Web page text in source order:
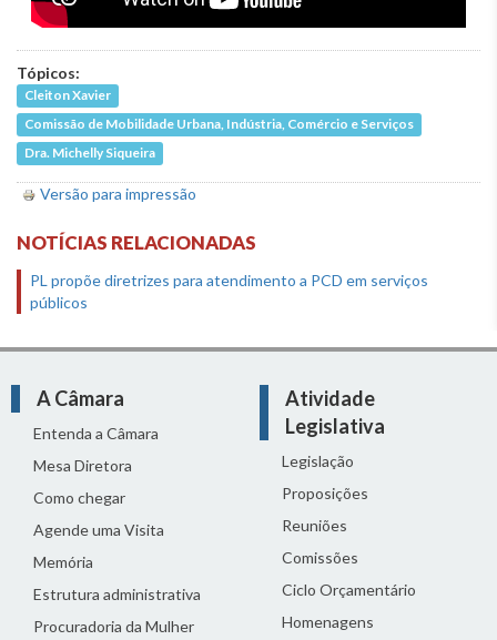
Tópicos:
Cleiton Xavier
Comissão de Mobilidade Urbana, Indústria, Comércio e Serviços
Dra. Michelly Siqueira
Versão para impressão
NOTÍCIAS RELACIONADAS
PL propõe diretrizes para atendimento a PCD em serviços
públicos
A Câmara
Entenda a Câmara
Mesa Diretora
Como chegar
Agende uma Visita
Memória
Estrutura administrativa
Procuradoria da Mulher
Atividade
Legislativa
Legislação
Proposições
Reuniões
Comissões
Ciclo Orçamentário
Homenagens